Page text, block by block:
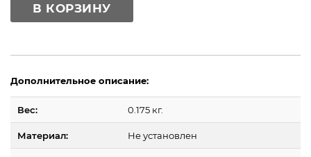
В КОРЗИНУ
Дополнительное описание:
Вес: 0.175 кг.
Материал: Не установлен